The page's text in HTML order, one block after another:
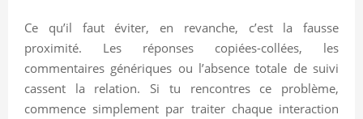
Ce qu’il faut éviter, en revanche, c’est la fausse
proximité. Les réponses copiées-collées, les
commentaires génériques ou l’absence totale de suivi
cassent la relation. Si tu rencontres ce problème,
commence simplement par traiter chaque interaction